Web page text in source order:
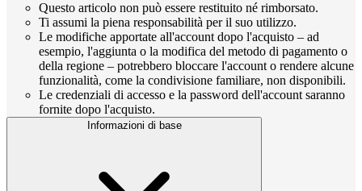
Questo articolo non può essere restituito né rimborsato.
Ti assumi la piena responsabilità per il suo utilizzo.
Le modifiche apportate all'account dopo l'acquisto – ad
esempio, l'aggiunta o la modifica del metodo di pagamento o
della regione – potrebbero bloccare l'account o rendere alcune
funzionalità, come la condivisione familiare, non disponibili.
Le credenziali di accesso e la password dell'account saranno
fornite dopo l'acquisto.
Informazioni di base